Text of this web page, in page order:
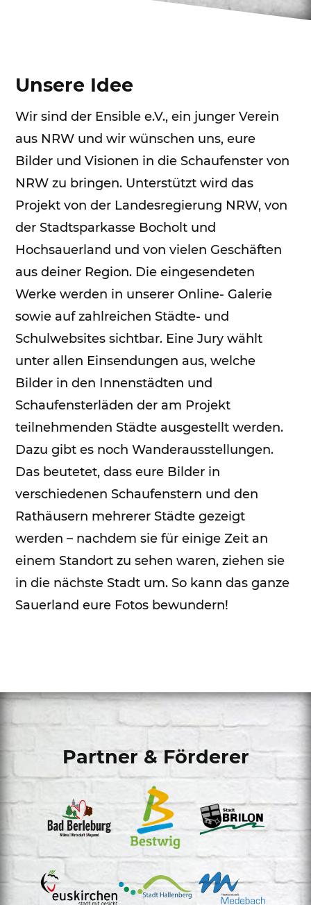
Unsere Idee
Wir sind der Ensible e.V., ein junger Verein
aus NRW und wir wünschen uns, eure
Bilder und Visionen in die Schaufenster von
NRW zu bringen. Unterstützt wird das
Projekt von der Landesregierung NRW, von
der Stadtsparkasse Bocholt und
Hochsauerland und von vielen Geschäften
aus deiner Region. Die eingesendeten
Werke werden in unserer Online- Galerie
sowie auf zahlreichen Städte- und
Schulwebsites sichtbar. Eine Jury wählt
unter allen Einsendungen aus, welche
Bilder in den Innenstädten und
Schaufensterläden der am Projekt
teilnehmenden Städte ausgestellt werden.
Dazu gibt es noch Wanderausstellungen.
Das beutetet, dass eure Bilder in
verschiedenen Schaufenstern und den
Rathäusern mehrerer Städte gezeigt
werden – nachdem sie für einige Zeit an
einem Standort zu sehen waren, ziehen sie
in die nächste Stadt um. So kann das ganze
Sauerland eure Fotos bewundern!
Partner & Förderer